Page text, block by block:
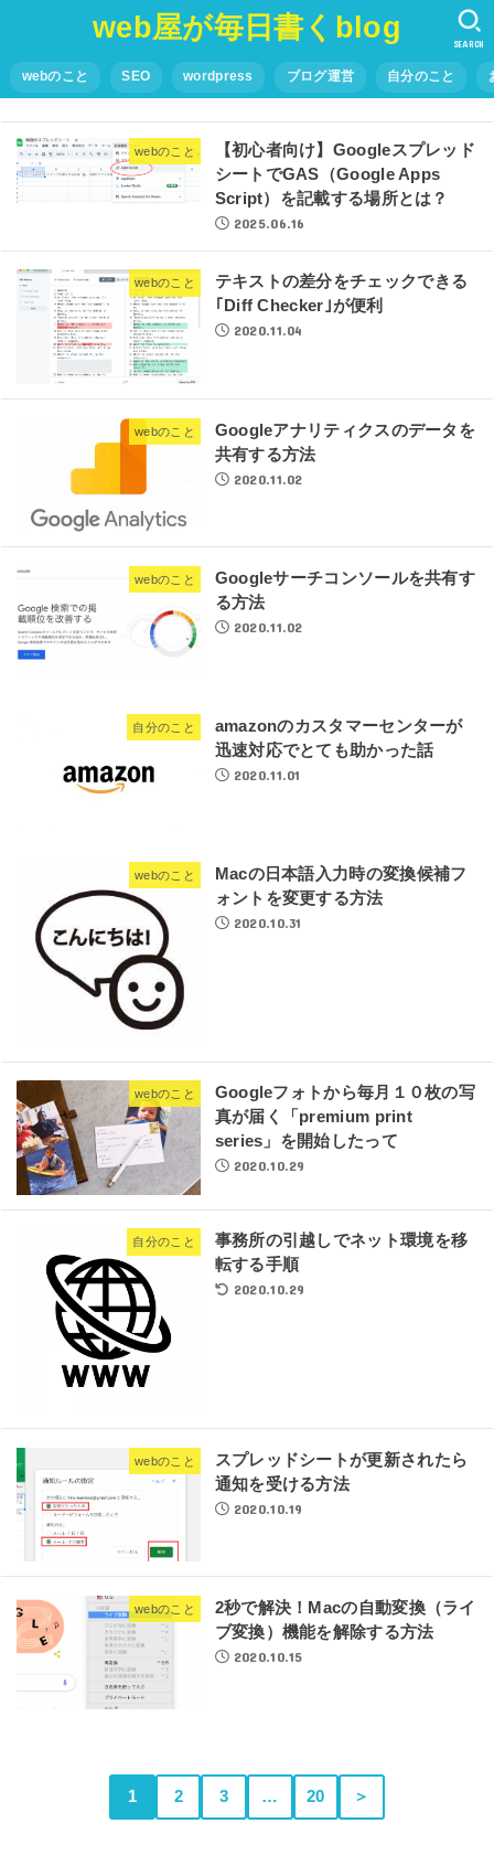
web屋が毎日書くblog
webのこと SEO wordpress ブログ運営 自分のこと
SEARCH
webのこと
【初心者向け】Googleスプレッド
シートでGAS（Google Apps
Script）を記載する場所とは？
2025.06.16
webのこと
テキストの差分をチェックできる
｢Diff Checker｣が便利
2020.11.04
webのこと
Googleアナリティクスのデータを
共有する方法
2020.11.02
webのこと
Googleサーチコンソールを共有す
る方法
2020.11.02
自分のこと
amazonのカスタマーセンターが
迅速対応でとても助かった話
2020.11.01
webのこと
Macの日本語入力時の変換候補フ
ォントを変更する方法
2020.10.31
webのこと
Googleフォトから毎月１０枚の写
真が届く「premium print
series」を開始したって
2020.10.29
自分のこと
事務所の引越しでネット環境を移
転する手順
2020.10.29
webのこと
スプレッドシートが更新されたら
通知を受ける方法
2020.10.19
webのこと
2秒で解決！Macの自動変換（ライ
ブ変換）機能を解除する方法
2020.10.15
1 2 3 … 20 ＞